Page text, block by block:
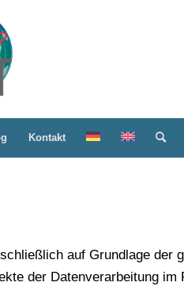
Kontakt
auf Grundlage der
der Datenverarbeitung im